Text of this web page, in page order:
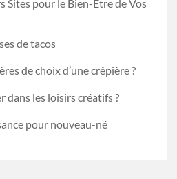
Sites pour le Bien-Être de Vos
de tacos
de choix d’une crêpière ?
dans les loisirs créatifs ?
pour nouveau-né